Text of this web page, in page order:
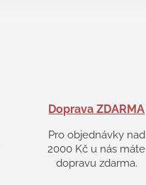
Doprava ZDARMA
Pro objednávky nad
2000 Kč u nás máte
dopravu zdarma.